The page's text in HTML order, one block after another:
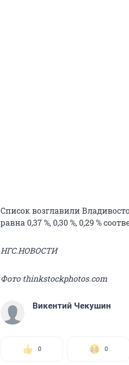
Список возглавили
равна 0,37 %, 0,30 %, 0,29 %
НГС.НОВОСТИ
Фото thinkstockphotos.com
Викентий Чекушин
0 0